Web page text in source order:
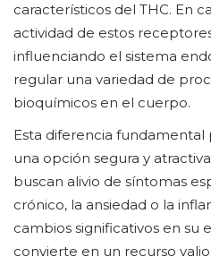
característicos del THC. En
actividad de estos
influenciando el sistema
regular una variedad de
bioquímicos en el cuerpo.
Esta diferencia
una opción segura y
buscan alivio de síntomas
crónico, la ansiedad o la
cambios significativos en su
convierte en un recurso